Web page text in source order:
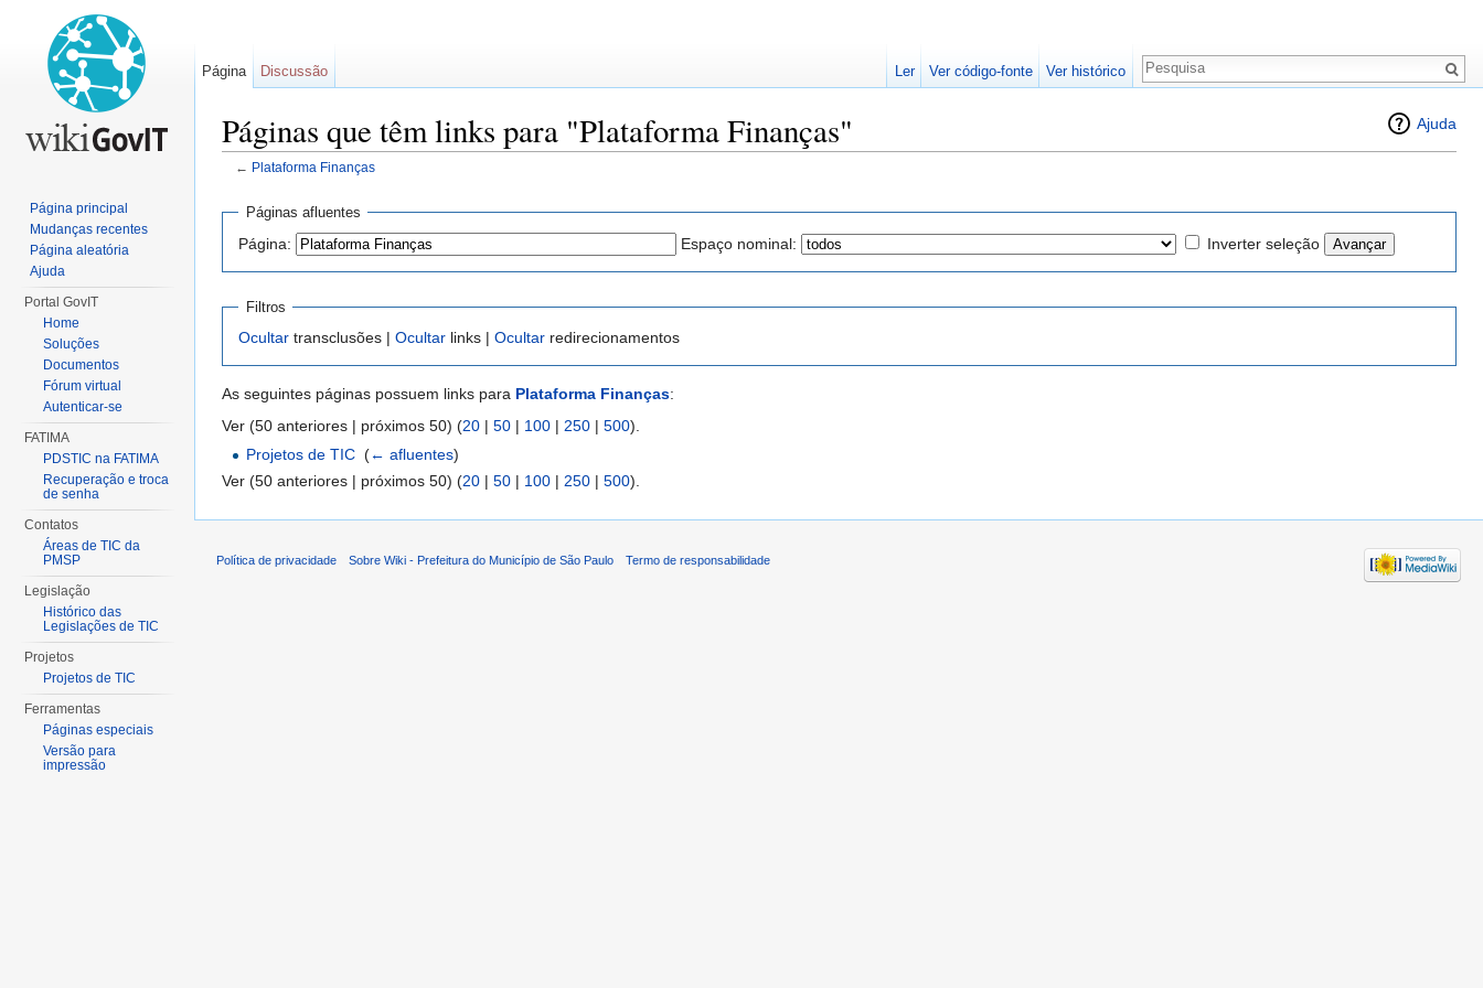
Ajuda
Páginas que têm links para "Plataforma Finanças"
← Plataforma Finanças
Páginas afluentes
Página: Espaço nominal: Inverter seleção
Filtros
Ocultar transclusões | Ocultar links | Ocultar redirecionamentos
As seguintes páginas possuem links para Plataforma Finanças:
Ver (50 anteriores | próximos 50) (20 | 50 | 100 | 250 | 500).
Projetos de TIC (← afluentes)
Ver (50 anteriores | próximos 50) (20 | 50 | 100 | 250 | 500).
Página Discussão Ler Ver código-fonte Ver histórico
Página principal
Mudanças recentes
Página aleatória
Ajuda
Portal GovIT
Home
Soluções
Documentos
Fórum virtual
Autenticar-se
FATIMA
PDSTIC na FATIMA
Recuperação e troca
de senha
Contatos
Áreas de TIC da
PMSP
Legislação
Histórico das
Legislações de TIC
Projetos
Projetos de TIC
Ferramentas
Páginas especiais
Versão para
impressão
Política de privacidade Sobre Wiki - Prefeitura do Município de São Paulo Termo de responsabilidade